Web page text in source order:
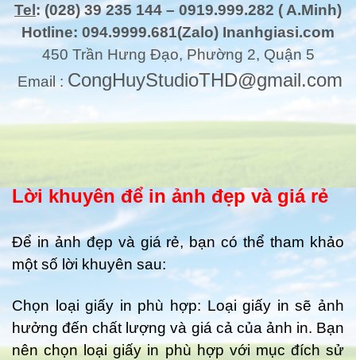
Tel: (028) 39 235 144 – 0919.999.282 ( A.Minh)
Hotline: 094.9999.681(Zalo) Inanhgiasi.com
450 Trần Hưng Đạo, Phường 2, Quận 5
Email : CongHuyStudioTHD@gmail.com
Lời khuyên để in ảnh đẹp và giá rẻ
Để in ảnh đẹp và giá rẻ, bạn có thể tham khảo
một số lời khuyên sau:
Chọn loại giấy in phù hợp: Loại giấy in sẽ ảnh
hưởng đến chất lượng và giá cả của ảnh in. Bạn
nên chọn loại giấy in phù hợp với mục đích sử